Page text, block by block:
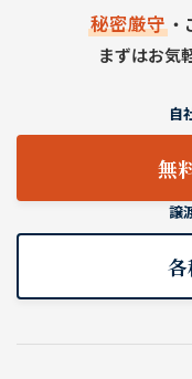
秘密厳守・
まずはお気
自
無
譲